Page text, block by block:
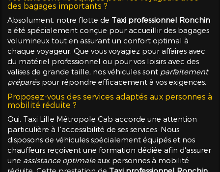
des bagages importants ?
Absolument, notre flotte de Taxi professionnel Ronchin
a été spécialement conçue pour accueillir des bagages
volumineux tout en assurant un confort optimal à
chaque voyageur. Que vous voyagiez pour affaires avec
du matériel professionnel ou pour vos loisirs avec des
valises de grande taille, nos véhicules sont parfaitement
préparéspour répondre efficacement à vos exigences.
Proposez-vous des services adaptés aux personnes à
mobilité réduite ?
Oui, Taxi Lille Métropole Cab accorde une attention
particulière à l'accessibilité de ses services. Nous
disposons de véhicules spécialement équipés et nos
chauffeurs reçoivent une formation dédiée afin d'assurer
une assistance optimaleaux personnes à mobilité